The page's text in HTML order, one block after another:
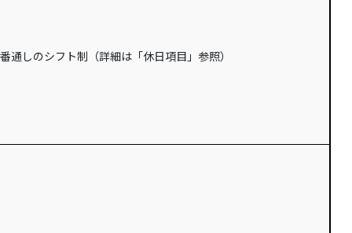
しのシフト制（詳細は「休日項目」参照）